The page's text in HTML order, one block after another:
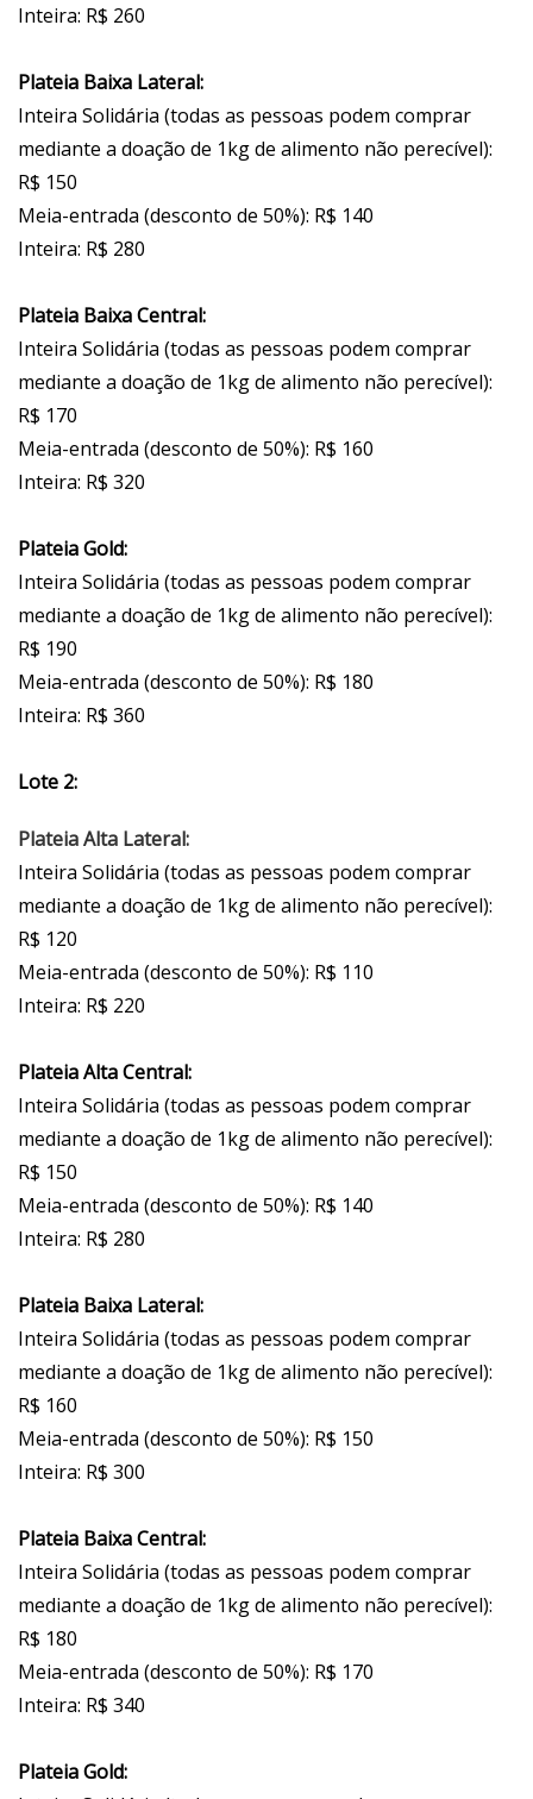
Inteira: R$ 260
Plateia Baixa Lateral:
Inteira Solidária (todas as pessoas podem comprar
mediante a doação de 1kg de alimento não perecível):
R$ 150
Meia-entrada (desconto de 50%): R$ 140
Inteira: R$ 280
Plateia Baixa Central:
Inteira Solidária (todas as pessoas podem comprar
mediante a doação de 1kg de alimento não perecível):
R$ 170
Meia-entrada (desconto de 50%): R$ 160
Inteira: R$ 320
Plateia Gold:
Inteira Solidária (todas as pessoas podem comprar
mediante a doação de 1kg de alimento não perecível):
R$ 190
Meia-entrada (desconto de 50%): R$ 180
Inteira: R$ 360
Lote 2:
Plateia Alta Lateral:
Inteira Solidária (todas as pessoas podem comprar
mediante a doação de 1kg de alimento não perecível):
R$ 120
Meia-entrada (desconto de 50%): R$ 110
Inteira: R$ 220
Plateia Alta Central:
Inteira Solidária (todas as pessoas podem comprar
mediante a doação de 1kg de alimento não perecível):
R$ 150
Meia-entrada (desconto de 50%): R$ 140
Inteira: R$ 280
Plateia Baixa Lateral:
Inteira Solidária (todas as pessoas podem comprar
mediante a doação de 1kg de alimento não perecível):
R$ 160
Meia-entrada (desconto de 50%): R$ 150
Inteira: R$ 300
Plateia Baixa Central:
Inteira Solidária (todas as pessoas podem comprar
mediante a doação de 1kg de alimento não perecível):
R$ 180
Meia-entrada (desconto de 50%): R$ 170
Inteira: R$ 340
Plateia Gold: